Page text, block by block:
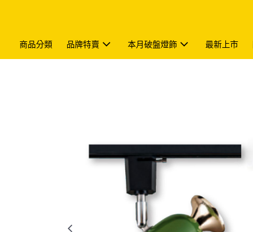
商品分類 品牌特賣 本月破盤燈飾 最新上市